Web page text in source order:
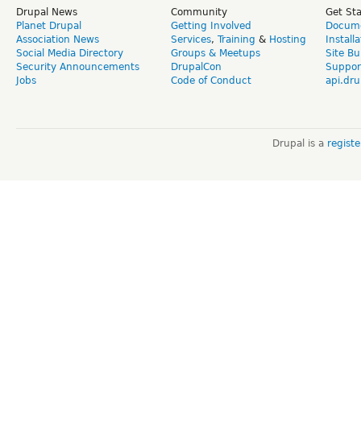
Drupal News
Planet Drupal
Association News
Social Media Directory
Security Announcements
Jobs
Community
Getting Involved
Services, Training & Hosting
Groups & Meetups
DrupalCon
Code of Conduct
Get
Site
Drupal is a